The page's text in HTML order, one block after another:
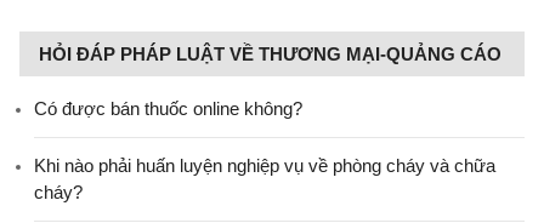
HỎI ĐÁP PHÁP LUẬT VỀ THƯƠNG MẠI-QUẢNG CÁO
Có được bán thuốc online không?
Khi nào phải huấn luyện nghiệp vụ về phòng cháy và chữa
cháy?